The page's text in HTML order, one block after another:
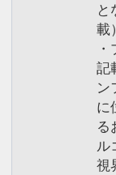
と
載
記
ン
に
る
ル
視